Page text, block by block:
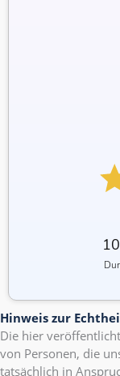
Hinweis zur
Die hier
von Personen, die
tatsächlich in